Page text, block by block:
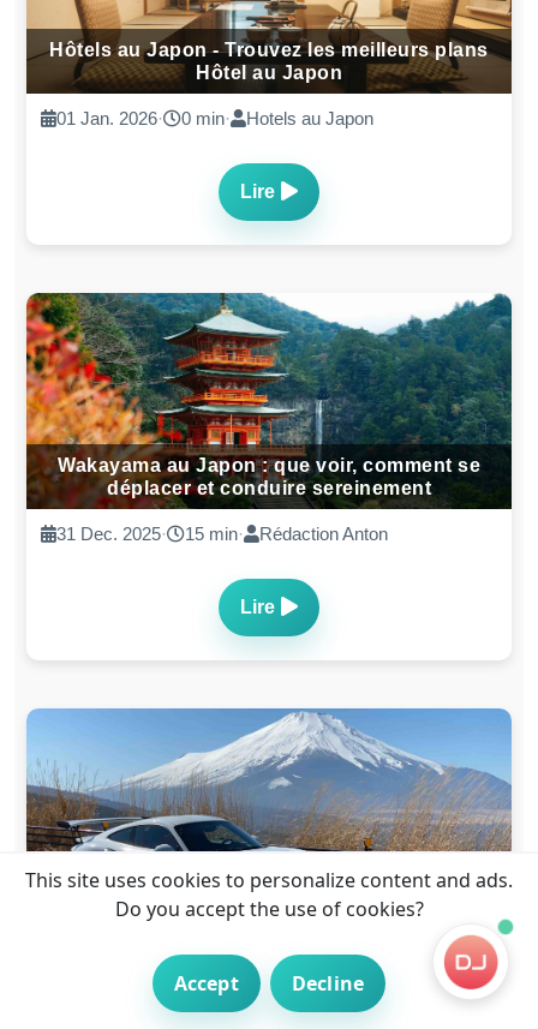
This site uses cookies to personalize content and ads.
Do you accept the use of cookies?
Accept Decline
Hôtels au Japon - Trouvez les meilleurs plans
Hôtel au Japon
01 Jan. 2026· 0 min· Hotels au Japon
Lire
Wakayama au Japon : que voir, comment se
déplacer et conduire sereinement
31 Dec. 2025· 15 min· Rédaction Anton
Lire
Traduction Permis Japon : Les Délais ? (2026)